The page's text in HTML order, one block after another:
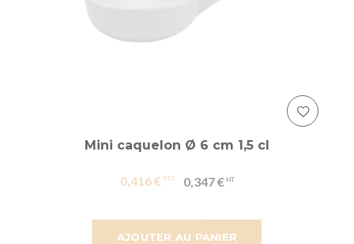
AJOUTER AU PANIER
Mini caquelon Ø 6 cm 1,5 cl
0,416 € 0,347 €